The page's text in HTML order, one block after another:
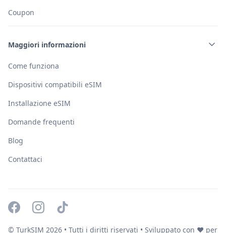
Coupon
Maggiori informazioni
Come funziona
Dispositivi compatibili eSIM
Installazione eSIM
Domande frequenti
Blog
Contattaci
© TurkSIM 2026 • Tutti i diritti riservati • Sviluppato con ❤️ per